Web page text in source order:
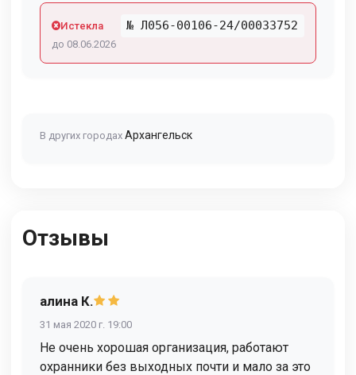
Истекла № Л056-00106-24/00033752
до 08.06.2026
В других городах Архангельск
Отзывы
алина К.
31 мая 2020 г. 19:00
Не очень хорошая организация, работают
охранники без выходных почти и мало за это